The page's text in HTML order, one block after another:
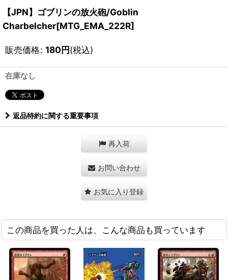
【JPN】ゴブリンの放火砲/Goblin
Charbelcher[MTG_EMA_222R]
販売価格: 180円(税込)
在庫なし
返品特約に関する重要事項
再入荷
お問い合わせ
お気に入り登録
この商品を買った人は、こんな商品も買っています